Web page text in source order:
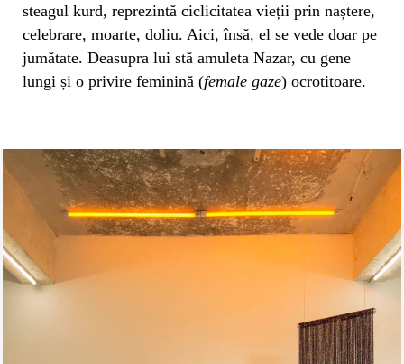
steagul kurd, reprezintă ciclicitatea vieții prin naștere,
celebrare, moarte, doliu. Aici, însă, el se vede doar pe
jumătate. Deasupra lui stă amuleta Nazar, cu gene
lungi și o privire feminină (female gaze) ocrotitoare.